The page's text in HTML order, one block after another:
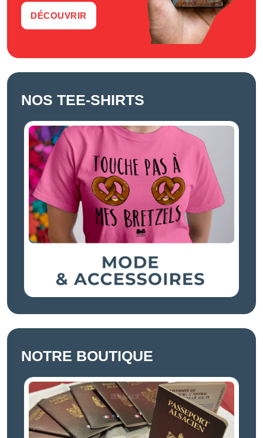
DÉCOUVRIR
NOS TEE-SHIRTS
NOTRE BOUTIQUE